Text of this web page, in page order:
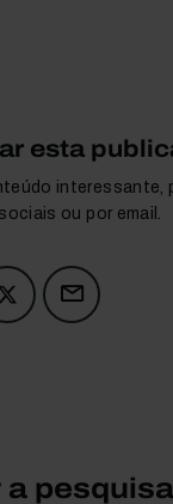
esta
interessante,
ou por email.
a